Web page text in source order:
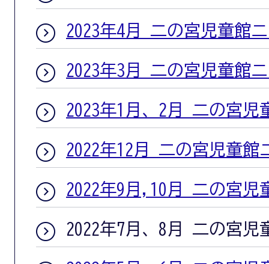
2023年4月 二の宮児童館
2023年3月 二の宮児童館
2023年1月、2月 二の宮児
2022年12月 二の宮児童館
2022年9月,10月 二の宮児
2022年7月、8月 二の宮児